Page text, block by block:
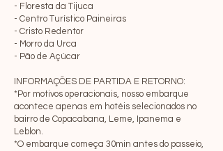
- Floresta da Tijuca
- Centro Turístico Paineiras
- Cristo Redentor
- Morro da Urca
- Pão de Açúcar
INFORMAÇÕES DE PARTIDA E RETORNO:
*Por motivos operacionais, nosso embarque
acontece apenas em hotéis selecionados no
bairro de Copacabana, Leme, Ipanema e
Leblon.
*O embarque começa 30min antes do passeio,